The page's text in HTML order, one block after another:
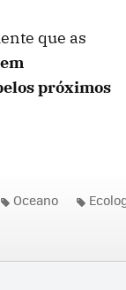
que as
próximos
Oceano